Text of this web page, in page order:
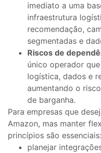
imediato a uma
infraestrutura
recomendação,
segmentadas e
Riscos de
único operador
logística, dados e
aumentando o
de barganha.
Para empresas que
Amazon, mas manter
princípios são essenciais:
planejar